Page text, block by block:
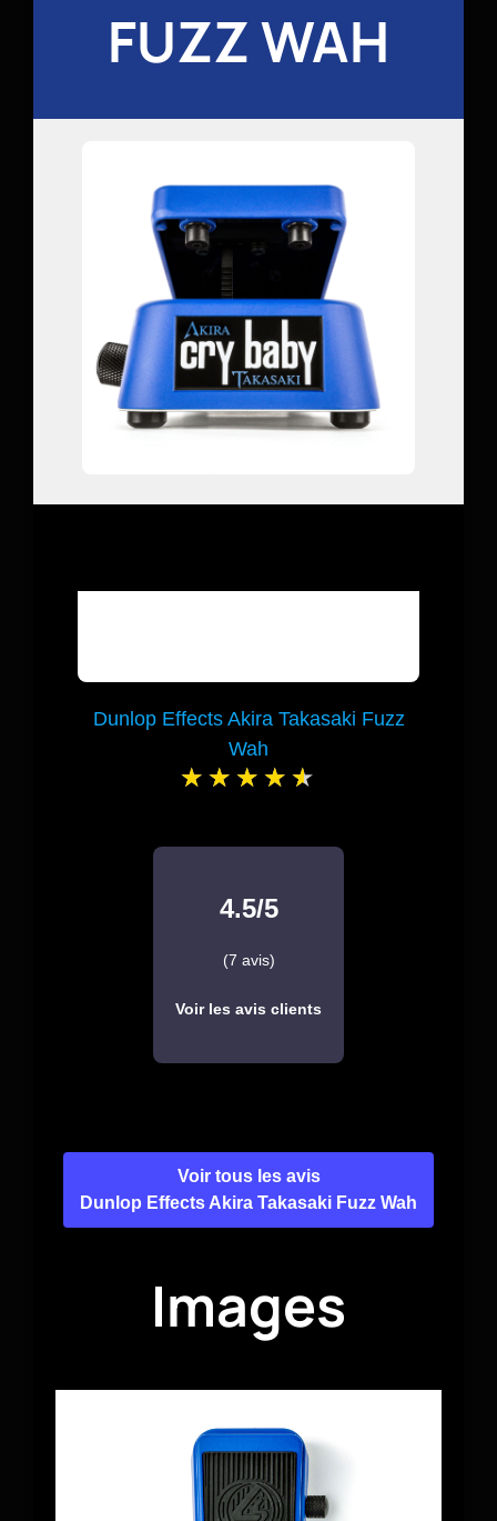
FUZZ WAH
Dunlop Effects Akira Takasaki Fuzz
Wah
4.5/5
(7 avis)
Voir les avis clients
Voir tous les avis
Dunlop Effects Akira Takasaki Fuzz Wah
Images